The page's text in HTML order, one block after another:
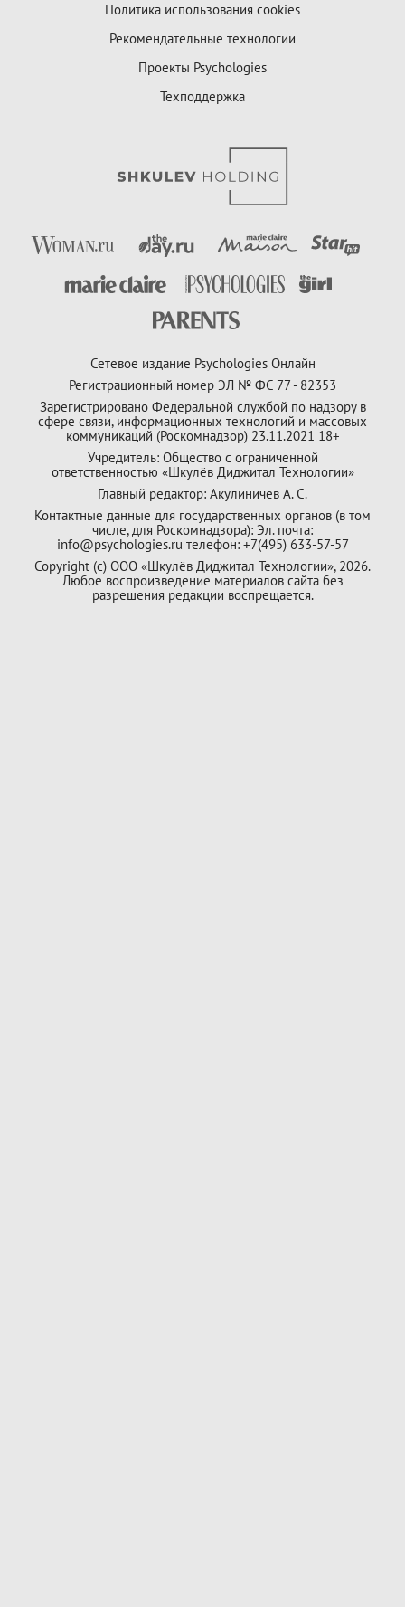
Политика использования cookies
Рекомендательные технологии
Проекты Psychologies
Техподдержка
Сетевое издание Psychologies Онлайн
Регистрационный номер ЭЛ № ФС 77 - 82353
Зарегистрировано Федеральной службой по надзору в
сфере связи, информационных технологий и массовых
коммуникаций (Роскомнадзор) 23.11.2021 18+
Учредитель: Общество с ограниченной
ответственностью «Шкулёв Диджитал Технологии»
Главный редактор: Акулиничев А. С.
Контактные данные для государственных органов (в том
числе, для Роскомнадзора): Эл. почта:
info@psychologies.ru телефон: +7(495) 633-57-57
Copyright (с) ООО «Шкулёв Диджитал Технологии», 2026.
Любое воспроизведение материалов сайта без
разрешения редакции воспрещается.